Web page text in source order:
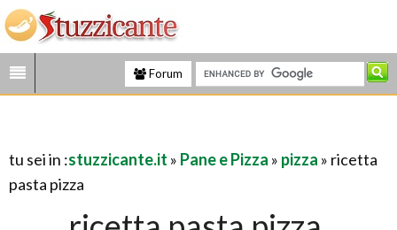
Forum
tu sei in :stuzzicante.it » Pane e Pizza » pizza » ricetta
pasta pizza